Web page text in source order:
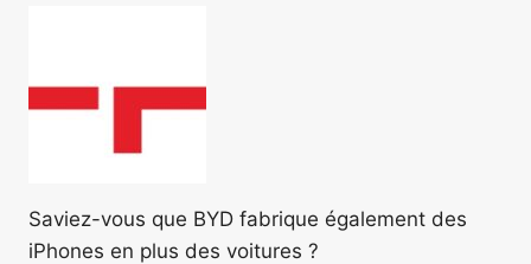
Saviez-vous que BYD fabrique également des
iPhones en plus des voitures ?